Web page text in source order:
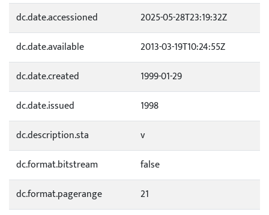
dc.date.accessioned
2025-05-28T23:19:32Z
dc.date.available
2013-03-19T10:24:55Z
dc.date.created
1999-01-29
dc.date.issued
1998
dc.description.sta
v
dc.format.bitstream
false
dc.format.pagerange
21